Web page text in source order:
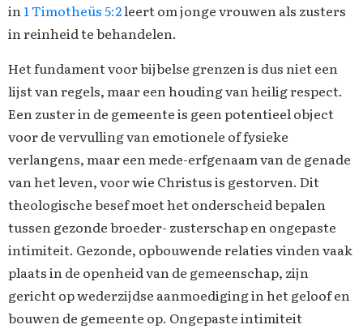
in1 Timotheüs 5:2leert om jonge vrouwen als zusters
in reinheid te behandelen.
Het fundament voor bijbelse grenzen is dus niet een
lijst van regels, maar een houding van heilig respect.
Een zuster in de gemeente is geen potentieel object
voor de vervulling van emotionele of fysieke
verlangens, maar een mede-erfgenaam van de genade
van het leven, voor wie Christus is gestorven. Dit
theologische besef moet het onderscheid bepalen
tussen gezonde broeder- zusterschap en ongepaste
intimiteit. Gezonde, opbouwende relaties vinden vaak
plaats in de openheid van de gemeenschap, zijn
gericht op wederzijdse aanmoediging in het geloof en
bouwen de gemeente op. Ongepaste intimiteit